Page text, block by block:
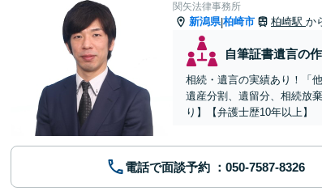
関矢法律事務所
新潟県|柏崎市 柏崎駅 か
自筆証書遺言の
相続・遺言の実績あり！「
遺産分割、遺留分、相続放
り】【弁護士歴10年以上】
電話で面談予約